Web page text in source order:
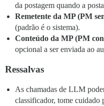
da postagem quando a
Remetente da MP (PM
(padrão é o sistema).
Conteúdo da MP (PM
opcional a ser enviada ao
Ressalvas
As chamadas de LLM
classificador, tome cuidado